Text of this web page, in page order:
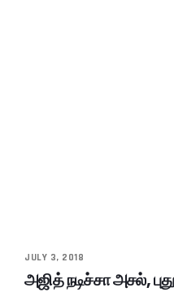
JULY 3, 2018
அஜித் நடிச்சா அசல்,